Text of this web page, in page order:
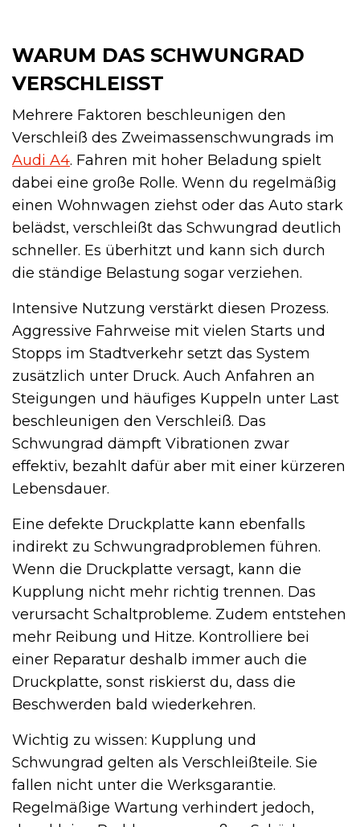
WARUM DAS SCHWUNGRAD
VERSCHLEISST
Mehrere Faktoren beschleunigen den
Verschleiß des Zweimassenschwungrads im
Audi A4. Fahren mit hoher Beladung spielt
dabei eine große Rolle. Wenn du regelmäßig
einen Wohnwagen ziehst oder das Auto stark
belädst, verschleißt das Schwungrad deutlich
schneller. Es überhitzt und kann sich durch
die ständige Belastung sogar verziehen.
Intensive Nutzung verstärkt diesen Prozess.
Aggressive Fahrweise mit vielen Starts und
Stopps im Stadtverkehr setzt das System
zusätzlich unter Druck. Auch Anfahren an
Steigungen und häufiges Kuppeln unter Last
beschleunigen den Verschleiß. Das
Schwungrad dämpft Vibrationen zwar
effektiv, bezahlt dafür aber mit einer kürzeren
Lebensdauer.
Eine defekte Druckplatte kann ebenfalls
indirekt zu Schwungradproblemen führen.
Wenn die Druckplatte versagt, kann die
Kupplung nicht mehr richtig trennen. Das
verursacht Schaltprobleme. Zudem entstehen
mehr Reibung und Hitze. Kontrolliere bei
einer Reparatur deshalb immer auch die
Druckplatte, sonst riskierst du, dass die
Beschwerden bald wiederkehren.
Wichtig zu wissen: Kupplung und
Schwungrad gelten als Verschleißteile. Sie
fallen nicht unter die Werksgarantie.
Regelmäßige Wartung verhindert jedoch,